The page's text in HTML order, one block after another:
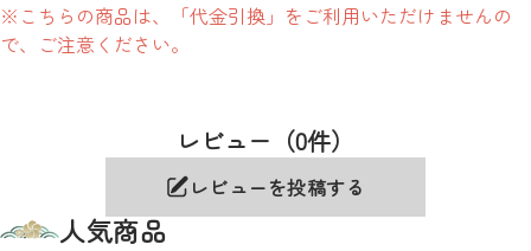
※こちらの商品は、「代金引換」をご利用いただけませんの
で、ご注意ください。
レビュー（0件）
レビューを投稿する
人気商品